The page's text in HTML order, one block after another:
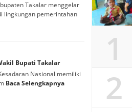
Takalar menggelar
lingkungan pemerintahan
Bupati Takalar
Nasional memiliki
Baca Selengkapnya
1
2